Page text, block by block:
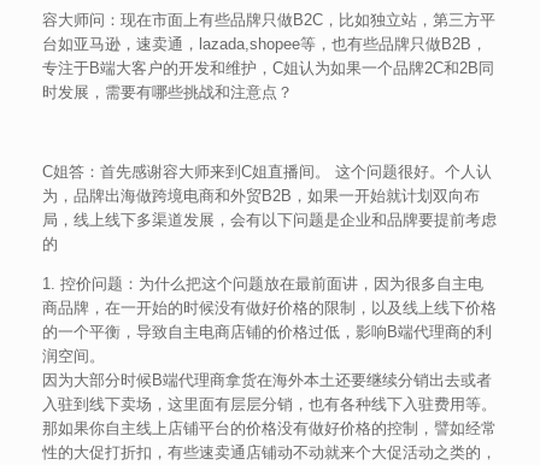
容大师问：现在市面上有些品牌只做B2C，比如独立站，第三方平
台如亚马逊，速卖通，lazada,shopee等，也有些品牌只做B2B，
专注于B端大客户的开发和维护，C姐认为如果一个品牌2C和2B同
时发展，需要有哪些挑战和注意点？
C姐答：首先感谢容大师来到C姐直播间。 这个问题很好。个人认
为，品牌出海做跨境电商和外贸B2B，如果一开始就计划双向布
局，线上线下多渠道发展，会有以下问题是企业和品牌要提前考虑
的
1. 控价问题：为什么把这个问题放在最前面讲，因为很多自主电
商品牌，在一开始的时候没有做好价格的限制，以及线上线下价格
的一个平衡，导致自主电商店铺的价格过低，影响B端代理商的利
润空间。
因为大部分时候B端代理商拿货在海外本土还要继续分销出去或者
入驻到线下卖场，这里面有层层分销，也有各种线下入驻费用等。
那如果你自主线上店铺平台的价格没有做好价格的控制，譬如经常
性的大促打折扣，有些速卖通店铺动不动就来个大促活动之类的，